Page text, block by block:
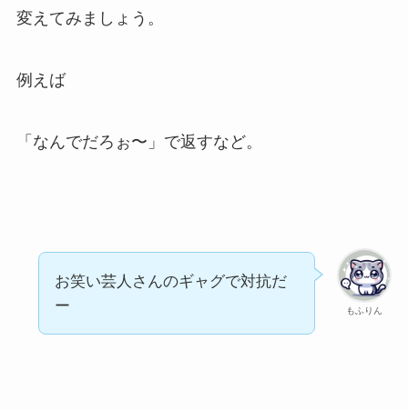
変えてみましょう。
例えば
「なんでだろぉ〜」で返すなど。
もふりん
お笑い芸人さんのギャグで対抗だ
ー